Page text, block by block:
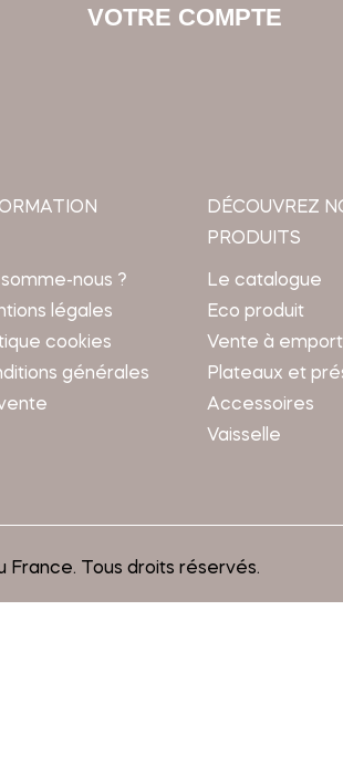
VOTRE COMPTE
somme-nous ?
légales
cookies
générales
DÉCOUVREZ
PRODUITS
Le catalogue
Eco produit
Vente à
Plateaux et
Accessoires
Vaisselle
France. Tous droits réservés.